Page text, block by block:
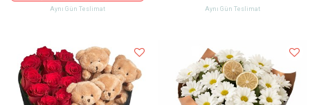
Aynı Gün Teslimat
Aynı Gün Teslimat